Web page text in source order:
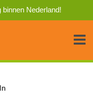
Nederland!
In